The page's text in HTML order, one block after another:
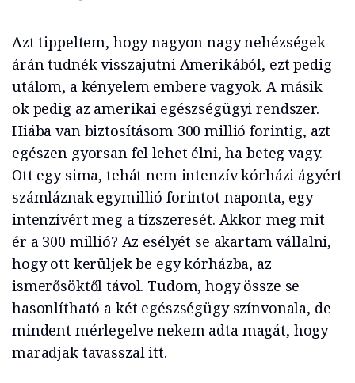
Azt tippeltem, hogy nagyon nagy nehézségek
árán tudnék visszajutni Amerikából, ezt pedig
utálom, a kényelem embere vagyok. A másik
ok pedig az amerikai egészségügyi rendszer.
Hiába van biztosításom 300 millió forintig, azt
egészen gyorsan fel lehet élni, ha beteg vagy.
Ott egy sima, tehát nem intenzív kórházi ágyért
számláznak egymillió forintot naponta, egy
intenzívért meg a tízszeresét. Akkor meg mit
ér a 300 millió? Az esélyét se akartam vállalni,
hogy ott kerüljek be egy kórházba, az
ismerősöktől távol. Tudom, hogy össze se
hasonlítható a két egészségügy színvonala, de
mindent mérlegelve nekem adta magát, hogy
maradjak tavasszal itt.